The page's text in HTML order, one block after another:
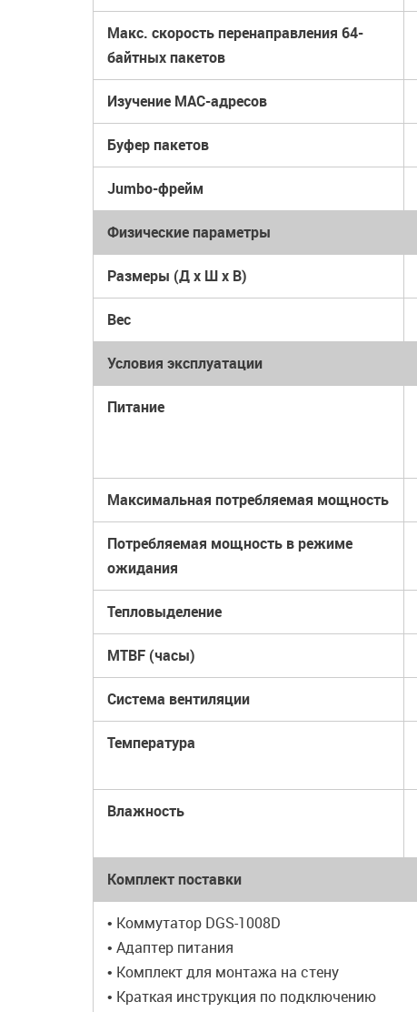
Макс. скорость перенаправления 64-
байтных пакетов
Изучение MAC-адресов
Буфер пакетов
Jumbo-фрейм
Физические параметры
Размеры (Д x Ш x В)
Вес
Условия эксплуатации
Питание
Максимальная потребляемая мощность
Потребляемая мощность в режиме
ожидания
Тепловыделение
MTBF (часы)
Система вентиляции
Температура
Влажность
Комплект поставки
• Коммутатор DGS-1008D
• Адаптер питания
• Комплект для монтажа на стену
• Краткая инструкция по подключению